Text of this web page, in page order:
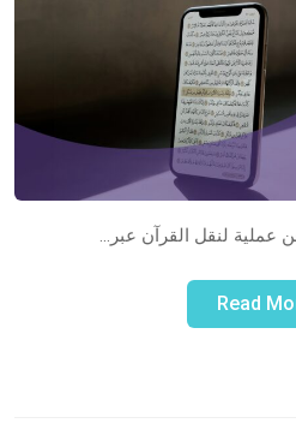
عملية لنقل القرآن عبر…
Read